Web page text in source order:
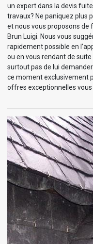
un expert dans la devis
travaux? Ne paniquez plus
et nous vous proposons de
Brun Luigi. Nous vous
rapidement possible en
ou en vous rendant de suite
surtout pas de lui
ce moment exclusivement
offres exceptionnelles